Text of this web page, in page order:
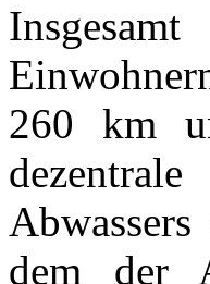
260 km
dem der